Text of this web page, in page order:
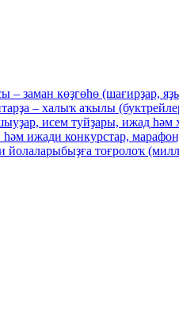
– заман көҙгөһө (шағирҙар,
– халыҡ аҡылы
исем туйҙары, ижад һәм
ижади конкурстар,
йолаларыбыҙға тоғролоҡ